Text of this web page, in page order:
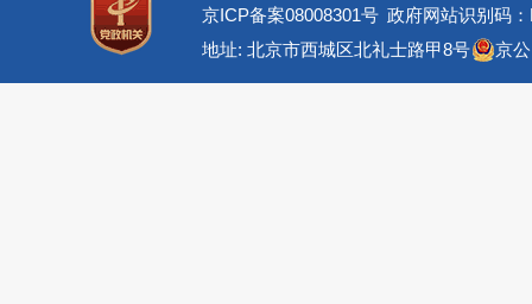
京ICP备案08008301号 政府网站识别码
地址: 北京市西城区北礼士路甲8号
京